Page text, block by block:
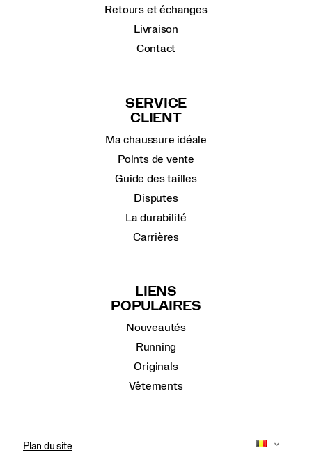
Retours et échanges
Livraison
Contact
SERVICE
CLIENT
Ma chaussure idéale
Points de vente
Guide des tailles
Disputes
La durabilité
Carrières
LIENS
POPULAIRES
Nouveautés
Running
Originals
Vêtements
Plan du site